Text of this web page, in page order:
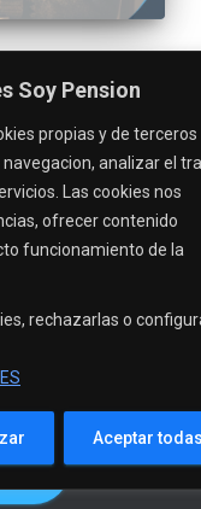
Soy Pension
propias y de terceros
analizar el
Las cookies nos
ofrecer contenido
funcionamiento de la
rechazarlas o
Aceptar todas
INICIO